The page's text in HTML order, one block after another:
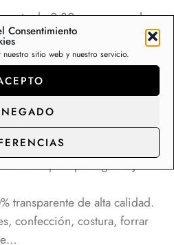
Consentimiento
sitio web y nuestro servicio.
de 0,30 mm con ancho
Cada unidad en carrito es
todos los metros de forma
hacer tus manualidades. Fácil
Plástico de alta
para poner como forro
proteger tus muebles,
base para proteger cajones
transparente de alta calidad.
confección, costura, forrar